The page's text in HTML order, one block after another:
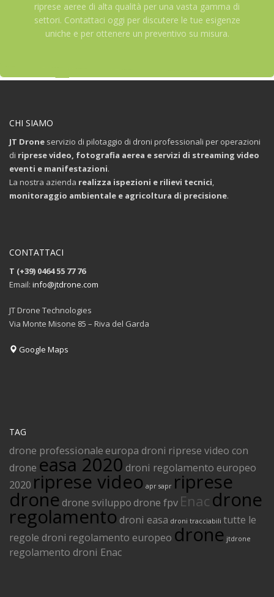
riprese aeree di alta qualità per una vasta gamma di
settori. Contattaci oggi per discutere le tue esigenze
uniche e per ottenere un preventivo su misura.
CHI SIAMO
JT Drone servizio di pilotaggio di droni professionali per operazioni
di riprese video, fotografia aerea e servizi di streaming video
eventi e manifestazioni.
La nostra azienda realizza ispezioni e rilievi tecnici,
monitoraggio ambientale e agricoltura di precisione.
CONTATTACI
T (+39) 0464 55 77 76
Email: info@jtdrone.com
JT Drone Technologies
Via Monte Misone 85 – Riva del Garda
Google Maps
TAG
drone professionale europa droni riprese video con
drone easa 2020 droni regolamento europeo
2020 riprese video apr sapr riprese
drone drone sviluppodrone fpv Enac drone
regolamento droni easa droni tracciabili tutte le
regole droni regolamento europeo drone jtdrone
regolamento droni Enac